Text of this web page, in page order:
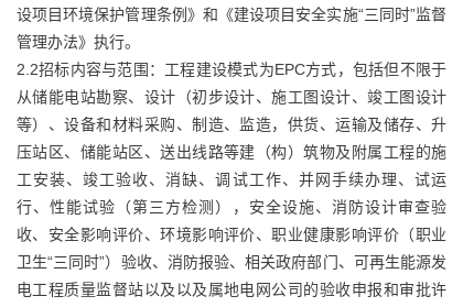
设项目环境保护管理条例》和《建设项目安全实施“三同时”监督
管理办法》执行。
2.2招标内容与范围：工程建设模式为EPC方式，包括但不限于
从储能电站勘察、设计（初步设计、施工图设计、竣工图设计
等）、设备和材料采购、制造、监造，供货、运输及储存、升
压站区、储能站区、送出线路等建（构）筑物及附属工程的施
工安装、竣工验收、消缺、调试工作、并网手续办理、试运
行、性能试验（第三方检测），安全设施、消防设计审查验
收、安全影响评价、环境影响评价、职业健康影响评价（职业
卫生“三同时”）验收、消防报验、相关政府部门、可再生能源发
电工程质量监督站以及以及属地电网公司的验收申报和审批许